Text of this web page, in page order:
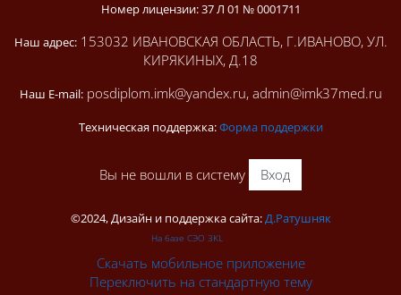
Номер лицензии: 37 Л 01 № 0001711
Наш адрес:153032 ИВАНОВСКАЯ ОБЛАСТЬ, Г.ИВАНОВО, УЛ.
КИРЯКИНЫХ, Д.18
Наш E-mail:posdiplom.imk@yandex.ru, admin@imk37med.ru
Техническая поддержка:Форма поддержки
Вы не вошли в систему Вход
©2024, Дизайн и поддержка сайта:Д.Ратушняк
На базе СЭО 3KL
Скачать мобильное приложение
Переключить на стандартную тему